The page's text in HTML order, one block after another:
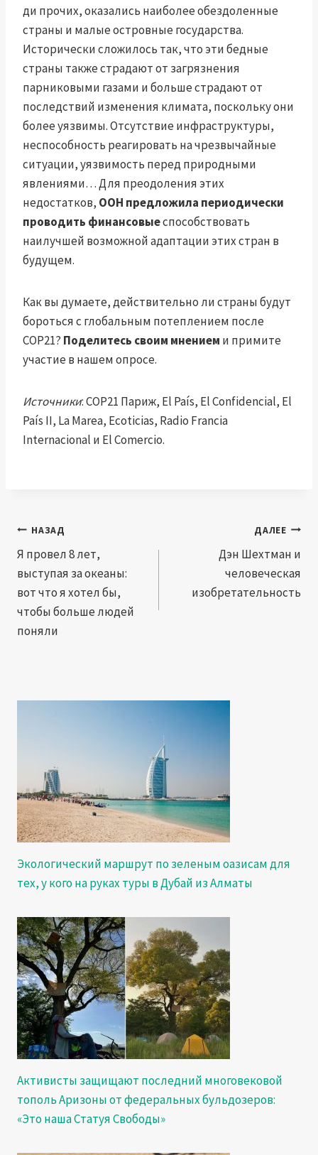
ди прочих, оказались наиболее обездоленные
страны и малые островные государства.
Исторически сложилось так, что эти бедные
страны также страдают от загрязнения
парниковыми газами и больше страдают от
последствий изменения климата, поскольку они
более уязвимы. Отсутствие инфраструктуры,
неспособность реагировать на чрезвычайные
ситуации, уязвимость перед природными
явлениями… Для преодоления этих
недостатков, ООН предложила периодически
проводить финансовыеспособствовать
наилучшей возможной адаптации этих стран в
будущем.
Как вы думаете, действительно ли страны будут
бороться с глобальным потеплением после
COP21? Поделитесь своим мнением и примите
участие в нашем опросе.
Источники: COP21 Париж, El País, El Confidencial, El
País II, La Marea, Ecoticias, Radio Francia
Internacional и El Comercio.
Навигация
по
записям
НАЗАД
Я провел 8 лет,
выступая за океаны:
вот что я хотел бы,
чтобы больше людей
поняли
ДАЛЕЕ
Дэн Шехтман и
человеческая
изобретательность
Экологический маршрут по зеленым оазисам для
тех, у кого на руках туры в Дубай из Алматы
Активисты защищают последний многовековой
тополь Аризоны от федеральных бульдозеров:
«Это наша Статуя Свободы»